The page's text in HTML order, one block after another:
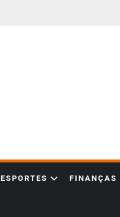
ESPORTES FINANÇAS